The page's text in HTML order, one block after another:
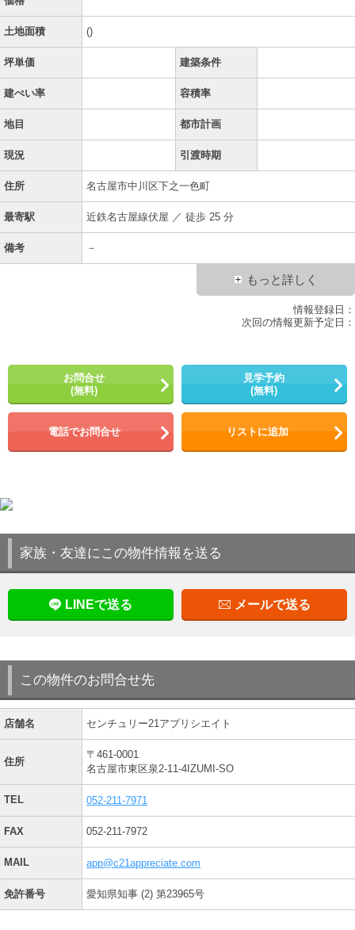
土地面積 ()
坪単価 建築条件
建ぺい率 容積率
地目 都市計画
現況 引渡時期
住所 名古屋市中川区下之一色町
最寄駅 近鉄名古屋線伏屋 ／ 徒歩 25 分
備考 －
もっと詳しく
情報登録日：
次回の情報更新予定日：
お問合せ
(無料)
見学予約
(無料)
電話でお問合せ リストに追加
家族・友達にこの物件情報を送る
LINEで送る メールで送る
この物件のお問合せ先
店舗名 センチュリー21アプリシエイト
住所
〒461-0001
名古屋市東区泉2-11-4IZUMI-SO
TEL 052-211-7971
FAX 052-211-7972
MAIL app@c21appreciate.com
免許番号 愛知県知事 (2) 第23965号